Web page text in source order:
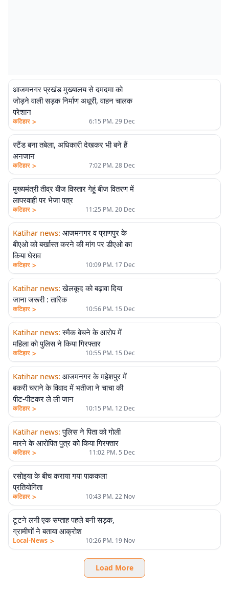
आजमनगर प्रखंड मुख्यालय से दमदमा को
जोड़ने वाली सड़क निर्माण अधूरी, वाहन चालक
परेशान
कटिहार > 6:15 PM. 29 Dec
स्टैंड बना तबेला, अधिकारी देखकर भी बने हैं
अनजान
कटिहार > 7:02 PM. 28 Dec
मुख्यमंत्री तीव्र बीज विस्तार गेहूं बीज वितरण में
लापरवाही पर भेजा पत्र
कटिहार > 11:25 PM. 20 Dec
Katihar news: आजमनगर व प्राणपुर के
बीएओ को बर्खास्त करने की मांग पर डीएओ का
किया घेराव
कटिहार > 10:09 PM. 17 Dec
Katihar news: खेलकूद को बढ़ावा दिया
जाना जरूरी : तारिक
कटिहार > 10:56 PM. 15 Dec
Katihar news: स्मैक बेचने के आरोप में
महिला को पुलिस ने किया गिरफ्तार
कटिहार > 10:55 PM. 15 Dec
Katihar news: आजमनगर के महेशपुर में
बकरी चराने के विवाद में भतीजा ने चाचा की
पीट-पीटकर ले ली जान
कटिहार > 10:15 PM. 12 Dec
Katihar news: पुलिस ने पिता को गोली
मारने के आरोपित पुत्र को किया गिरफ्तार
कटिहार > 11:02 PM. 5 Dec
रसोइया के बीच कराया गया पाककला
प्रतियोगिता
कटिहार > 10:43 PM. 22 Nov
टूटने लगी एक सप्ताह पहले बनी सड़क,
ग्रामीणों ने बताया आक्रोश
Local-News > 10:26 PM. 19 Nov
Load More